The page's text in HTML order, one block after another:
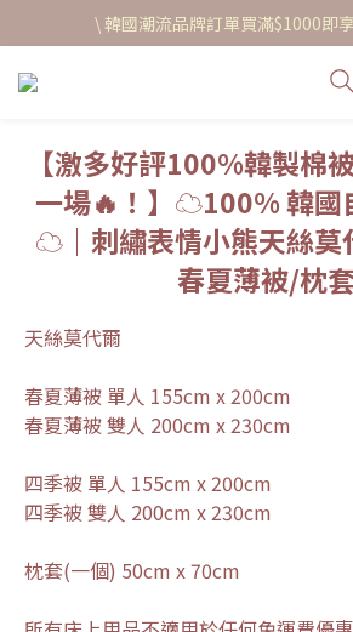
\ 韓國潮流品牌訂單買滿$1000即
【激多好評100%韓製棉
一場🔥！】☁️100% 韓國
☁️｜刺繡表情小熊天絲莫
春夏薄被/枕
天絲莫代爾
春夏薄被 單人 155cm x 200cm
春夏薄被 雙人 200cm x 230cm
四季被 單人 155cm x 200cm
四季被 雙人 200cm x 230cm
枕套(一個) 50cm x 70cm